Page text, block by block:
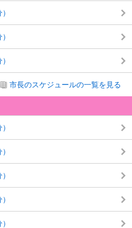
市長のスケジュールの一覧を見る